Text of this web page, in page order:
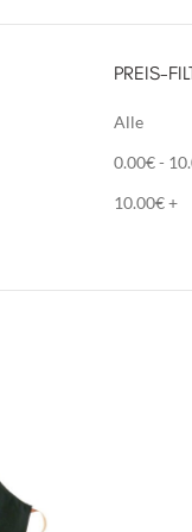
PREIS-
Alle
0.00€-
10.00€+